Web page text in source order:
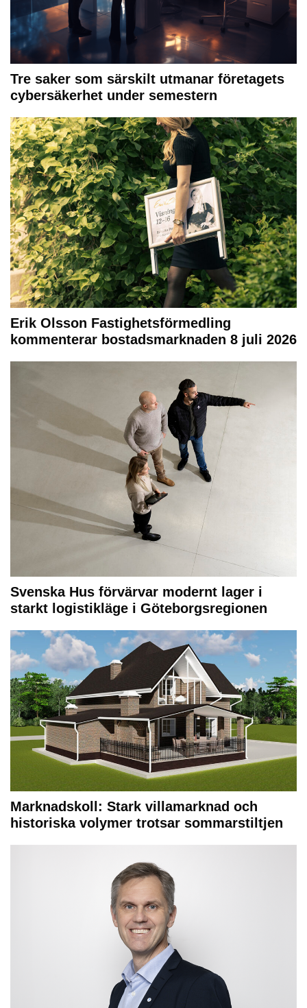
Tre saker som särskilt utmanar företagets
cybersäkerhet under semestern
Erik Olsson Fastighetsförmedling
kommenterar bostadsmarknaden 8 juli 2026
Svenska Hus förvärvar modernt lager i
starkt logistikläge i Göteborgsregionen
Marknadskoll: Stark villamarknad och
historiska volymer trotsar sommarstiltjen